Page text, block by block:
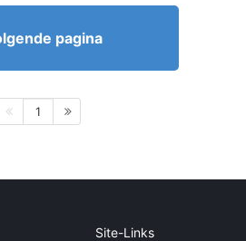
pagina
1
Site-Links